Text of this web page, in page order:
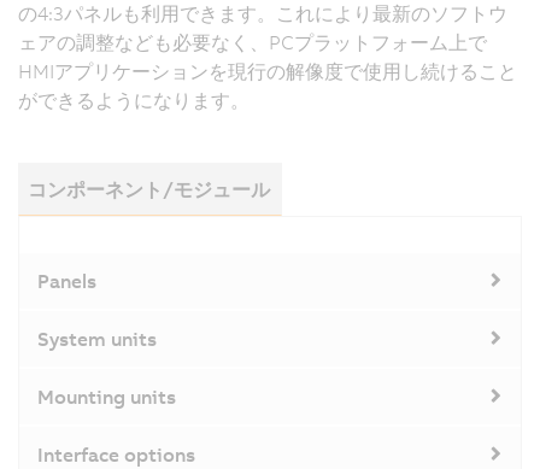
の4:3パネルも利用できます。これにより最新のソフトウ
ェアの調整なども必要なく、PCプラットフォーム上で
HMIアプリケーションを現行の解像度で使用し続けること
ができるようになります。
コンポーネント/モジュール
Panels
System units
Mounting units
Interface options